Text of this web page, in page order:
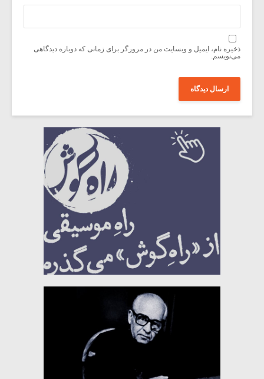
ذخیره نام، ایمیل و وبسایت من در مرورگر برای زمانی که دوباره دیدگاهی
می‌نویسم.